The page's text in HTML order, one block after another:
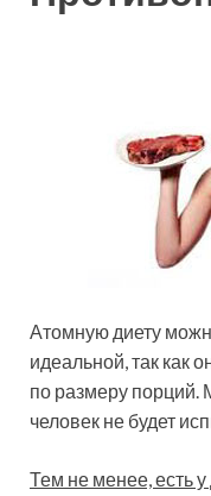
Атомную диету
идеальной, так как
по размеру порций.
человек не будет
Тем не менее, есть